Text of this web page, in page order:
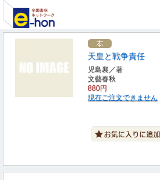
天皇と戦争責任
児島襄／著
文藝春秋
880円
現在ご注文できません